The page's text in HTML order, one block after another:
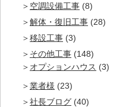
空調設備工事 (8)
解体・復旧工事 (28)
移設工事 (3)
その他工事 (148)
オプションハウス (3)
業者様 (23)
社長ブログ (40)